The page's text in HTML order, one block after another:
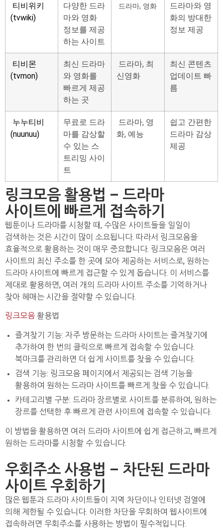
티비위키
(tvwiki)
다양한 드라
마와 영화
정보를 제공
하는 사이트
드라마, 영화
드라마와 영
화의 방대한
정보 제공
티비몬
(tvmon)
최신 드라마
와 영화를
빠르게 제공
하는 곳
드라마, 최
신영화
최신 콘텐츠
업데이트 빠
름
누누티비
(nuunuu)
무료로 드라
마를 감상할
수 있는 스
트리밍 사이
트
드라마, 영
화, 예능
쉽고 간편한
드라마 감상
제공
링크모음 활용법 – 드라마
사이트에 빠르게 접속하기
웹툰이나 드라마를 시청할 때, 수많은 사이트들을 일일이
검색하는 것은 시간이 많이 소요됩니다. 따라서 링크모음을
효율적으로 활용하는 것이 매우 중요합니다. 링크모음은 여러
사이트의 최신 주소를 한 곳에 모아 제공하는 서비스로, 원하는
드라마 사이트에 빠르게 접근할 수 있게 돕습니다. 이 서비스를
제대로 활용하면, 여러 개의 드라마 사이트 주소를 기억하거나
찾아 헤매는 시간을 절약할 수 있습니다.
링크모음 활용법
즐겨찾기 기능: 자주 방문하는 드라마 사이트는 즐겨찾기에
추가하여 한 번의 클릭으로 빠르게 접속할 수 있습니다.
북마크를 관리하면 더 쉽게 사이트를 찾을 수 있습니다.
검색 기능: 링크모음 페이지에서 제공되는 검색 기능을
활용하여 원하는 드라마 사이트를 빠르게 찾을 수 있습니다.
카테고리별 구분: 드라마 장르별로 사이트를 분류하여, 원하는
장르를 선택한 후 빠르게 관련 사이트에 접속할 수 있습니다.
이 방법을 활용하면 여러 드라마 사이트에 쉽게 접근하고, 빠르게
원하는 드라마를 시청할 수 있습니다.
우회주소 사용법 – 차단된 드라마
사이트 우회하기
많은 웹툰과 드라마 사이트들이 지역 차단이나 인터넷 검열에
의해 제한될 수 있습니다. 이러한 차단을 우회하여 웹사이트에
접속하려면 우회주소를 사용하는 방법이 필수적입니다.